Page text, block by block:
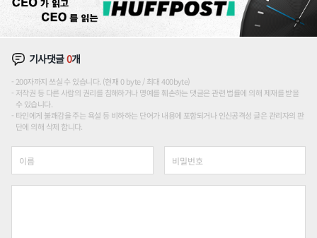
기사댓글0개
200자까지 쓰실 수 있습니다. (현재 0 byte / 최대 400byte)
저작권 등 다른 사람의 권리를 침해하거나 명예를 훼손하는 댓글은 관련 법률에 의해 제재를 받을
수 있습니다.
타인에게 불쾌감을 주는 욕설 등 비하하는 단어가 내용에 포함되거나 인신공격성 글은 관리자의 판
단에 의해 삭제 합니다.